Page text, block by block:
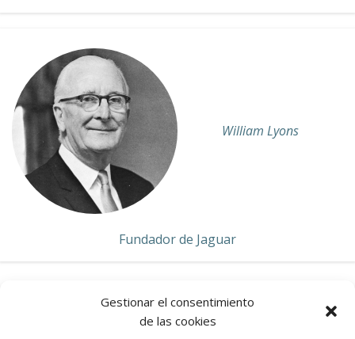
Gestionar el consentimiento
de las cookies
William Lyons
Fundador de Jaguar